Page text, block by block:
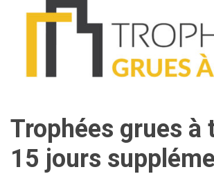
Trophées grues à
15 jours